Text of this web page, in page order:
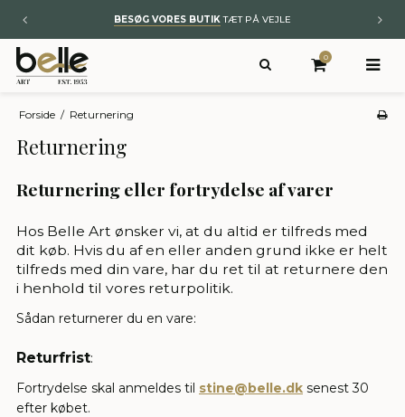
BESØG VORES BUTIKTÆT PÅ VEJLE
0
Forside / Returnering
Returnering
Returnering eller fortrydelse af varer
Hos Belle Art ønsker vi, at du altid er tilfreds med
dit køb. Hvis du af en eller anden grund ikke er helt
tilfreds med din vare, har du ret til at returnere den
i henhold til vores returpolitik.
Sådan returnerer du en vare:
Returfrist:
Fortrydelse skal anmeldes til stine@belle.dk senest 30
efter købet.